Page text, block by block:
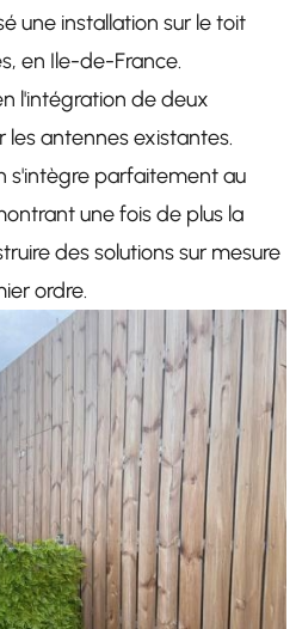
une installation sur le toit
en Ile-de-France.
l'intégration de deux
les antennes existantes.
s'intègre parfaitement au
une fois de plus la
des solutions sur mesure
ordre.